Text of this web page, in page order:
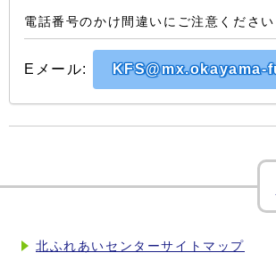
電話番号のかけ間違いにご注意ください
Eメール:
北ふれあいセンターサイトマップ